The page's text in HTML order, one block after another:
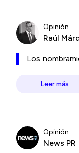
Opinión
Raúl
Los
Leer más
Opinión
News PR